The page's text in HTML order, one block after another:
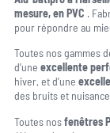
mesure, en PVC .
pour répondre au
Toutes nos gammes
d’une excellente
hiver, et d’une
des bruits et
Toutes nosfenêtres